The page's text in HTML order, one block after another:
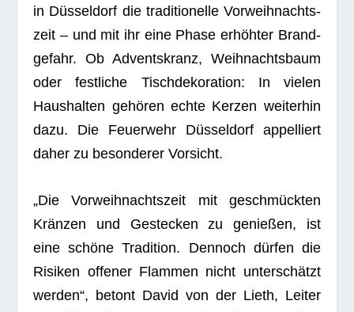
in Düs­sel­dorf die tra­di­tio­nelle Vor­weih­nachts­
zeit – und mit ihr eine Phase erhöh­ter Brand­
ge­fahr. Ob Advents­kranz, Weih­nachts­baum
oder fest­li­che Tisch­de­ko­ra­tion: In vie­len
Haus­hal­ten gehö­ren echte Ker­zen wei­ter­hin
dazu. Die Feu­er­wehr Düs­sel­dorf appel­liert
daher zu beson­de­rer Vorsicht.
„Die Vor­weih­nachts­zeit mit geschmück­ten
Krän­zen und Geste­cken zu genie­ßen, ist
eine schöne Tra­di­tion. Den­noch dür­fen die
Risi­ken offe­ner Flam­men nicht unter­schätzt
wer­den“, betont David von der Lieth, Lei­ter